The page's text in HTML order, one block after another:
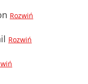
Rozwiń
Rozwiń